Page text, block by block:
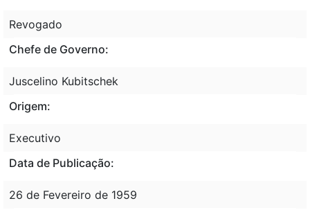
Revogado
Chefe de Governo:
Juscelino Kubitschek
Origem:
Executivo
Data de Publicação:
26 de Fevereiro de 1959